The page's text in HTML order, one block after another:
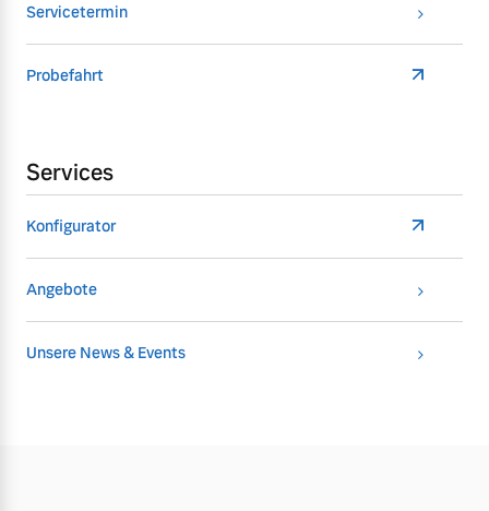
Servicetermin
Probefahrt
Services
Konfigurator
Angebote
Unsere News & Events